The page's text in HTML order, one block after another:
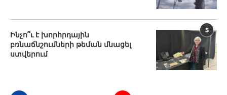
5
Ինչո՞ւ է խորհրդային
բռնաճնշումների թեման մնացել
ստվերում